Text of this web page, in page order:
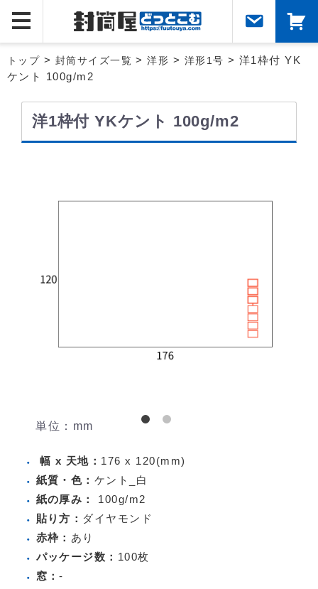
トップ > 封筒サイズ一覧 >洋形 > 洋形1号 > 洋1枠付 YK
ケント 100g/m2
洋1枠付 YKケント 100g/m2
単位：mm
幅 x 天地： 176 x 120(mm)
紙質・色： ケント_白
紙の厚み：
100g/m2
貼り方： ダイヤモンド
赤枠： あり
パッケージ数： 100枚
窓：-